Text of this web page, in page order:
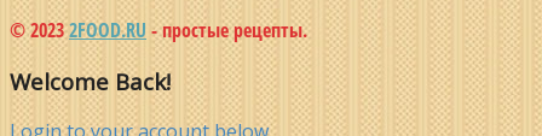
© 20232FOOD.RU - простые рецепты.
Welcome Back!